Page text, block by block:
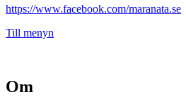
https://www.facebook.com/maranata.se
Till menyn
Om